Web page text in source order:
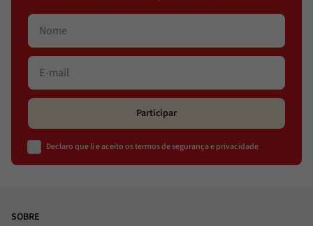
Participar
Declaro que li e aceito os termos de segurança e privacidade
SOBRE